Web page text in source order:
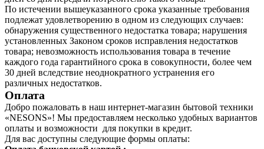
По истечении вышеуказанного срока указанные требования
подлежат удовлетворению в одном из следующих случаев:
обнаружения существенного недостатка товара; нарушения
установленных Законом сроков исправления недостатков
товара; невозможность использования товара в течение
каждого года гарантийного срока в совокупности, более чем
30 дней вследствие неоднократного устранения его
различных недостатков.
Оплата
Добро пожаловать в наш интернет-магазин бытовой техники
«NESONS»! Мы предоставляем несколько удобных вариантов
оплаты и возможности для покупки в кредит.
Для вас доступны следующие формы оплаты: